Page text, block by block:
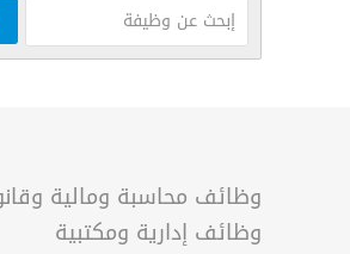
وظائف محاسبة ومالية
وظائف إدارية ومكتبية